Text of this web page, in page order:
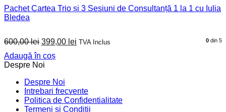
Pachet Cartea Trio și 3 Sesiuni de Consultanță 1 la 1 cu Iulia
Bledea
0 din 5
600,00lei Prețul
a
fost:
600,00 lei.
399,00 lei Prețul
TVA Inclus
Adaugă în coș
Despre Noi
Despre Noi
Intrebari frecvente
Politica de Confidentialitate
Termeni si Conditii